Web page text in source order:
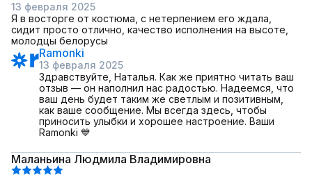
13 февраля 2025
Я в восторге от костюма, с нетерпением его ждала,
сидит просто отлично, качество исполнения на высоте,
молодцы белорусы
Ramonki
13 февраля 2025
Здравствуйте, Наталья. Как же приятно читать ваш
отзыв — он наполнил нас радостью. Надеемся, что
ваш день будет таким же светлым и позитивным,
как ваше сообщение. Мы всегда здесь, чтобы
приносить улыбки и хорошее настроение. Ваши
Ramonki 💙
Маланьина Людмила Владимировна